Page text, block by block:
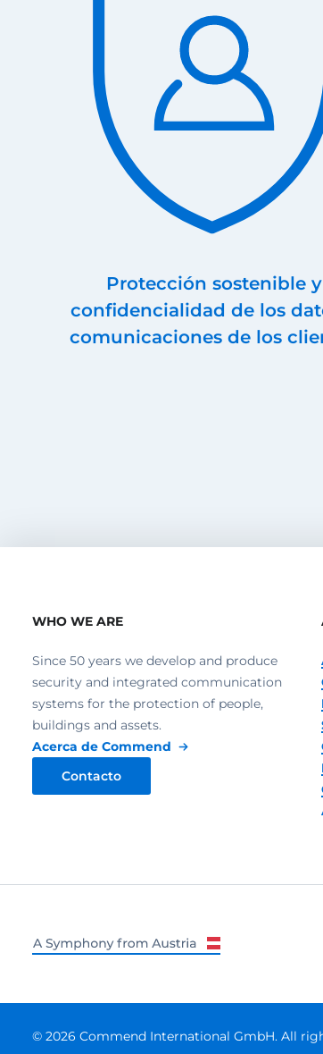
Protección sostenible y
confidencialidad de los
comunicaciones de los
WHO WE ARE
Since 50 years we develop and produce
security and integrated communication
systems for the protection of people,
buildings and assets.
Acerca de Commend
Contacto
© 2026 Commend International GmbH. All